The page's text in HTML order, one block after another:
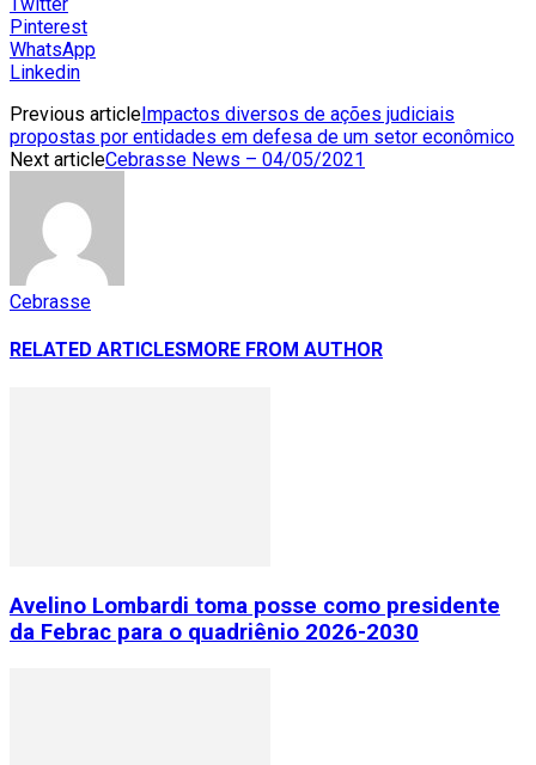
Pinterest
WhatsApp
Linkedin
Previous article Impactos diversos de ações judiciais
propostas por entidades em defesa de um setor econômico
Next articleCebrasse News – 04/05/2021
Cebrasse
RELATED ARTICLESMORE FROM AUTHOR
Avelino Lombardi toma posse como presidente
da Febrac para o quadriênio 2026-2030